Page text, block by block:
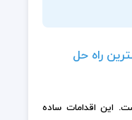
راه حل
این اقدامات ساده